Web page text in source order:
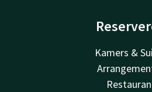
Kamers &